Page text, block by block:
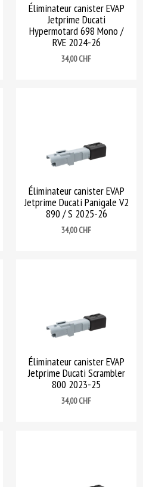
Éliminateur canister EVAP
Jetprime Ducati
Hypermotard 698 Mono /
RVE 2024-26
Prix
34,00 CHF
Éliminateur canister EVAP
Jetprime Ducati Panigale V2
890 / S 2025-26
Prix
34,00 CHF
Éliminateur canister EVAP
Jetprime Ducati Scrambler
800 2023-25
Prix
34,00 CHF